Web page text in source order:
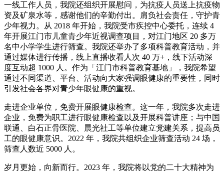
一线工作人员，我院还组织开展慰问，为抗疫人员送上抗疫物
资及矿泉水等，感谢他们的辛勤付出。肩负社会责任，守护青
少年视力。从 2018 年开始，我院受市疾控中心委托，连续 4
年开展江门市儿童青少年近视调查项目，对江门地区 20 多万
名中小学学生进行筛查。我院还举办了多项科普教育活动，并
通过媒体进行传播，线上直播收看人次 40 万+，线下活动深
度互动超 1000 人。作为「江门市科普教育基地」，我院希望
通过不同渠道、平台、活动向大家强调眼健康的重要性，同时
引发社会各界对青少年眼健康的重视。
走进企业单位，免费开展眼健康检查。这一年，我院多次走进
企业，免费为职工进行眼健康检查以及开展科普讲座；与中国
联通、白石正骨医院、晨光社工等单位建立党建关系，提高员
工的眼健康意识。2022 年，我院共组织企业筛查活动 24 场，
筛查人数近 5000 人。
岁月更始，向新而行。2023 年，我院将以党的二十大精神为